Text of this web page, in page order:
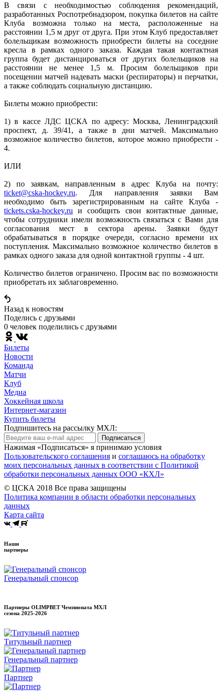
В связи с необходимостью соблюдения рекомендаций,
разработанных Роспотребнадзором, покупка билетов на сайте
Клуба возможна только на места, расположенные на
расстоянии 1,5 м друг от друга. При этом Клуб предоставляет
болельщикам возможность приобрести билеты на соседние
кресла в рамках одного заказа. Каждая такая контактная
группа будет дистанцироваться от других болельщиков на
расстоянии не менее 1,5 м. Просим болельщиков при
посещении матчей надевать маски (респираторы) и перчатки,
а также соблюдать социальную дистанцию.
Билеты можно приобрести:
1) в кассе ЛДС ЦСКА по адресу: Москва, Ленинградский
проспект, д. 39/41, а также в дни матчей. Максимально
возможное количество билетов, которое можно приобрести -
4.
ИЛИ
2) по заявкам, направленным в адрес Клуба на почту:
ticket@cska-hockey.ru. Для направления заявки Вам
необходимо быть зарегистрированным на сайте Клуба -
tickets.cska-hockey.ru и сообщить свои контактные данные,
чтобы сотрудники имели возможность связаться с Вами для
согласования мест в сектора арены. Заявки будут
обрабатываться в порядке очереди, согласно времени их
поступления. Максимально возможное количество билетов в
рамках одного заказа для одной контактной группы - 4 шт.
Количество билетов ограничено. Просим вас по возможности
приобретать их заблаговременно.
Назад к новостям
Поделись c друзьями
0 человек поделились c друзьями
Билеты
Новости
Команда
Матчи
Клуб
Медиа
Хоккейная школа
Интернет-магазин
Купить билеты
Подпишитесь на рассылку МХЛ:
Подписаться
Нажимая «Подписаться» я принимаю условия
Пользовательского соглашения и соглашаюсь на обработку
моих персональных данных в соответствии с Политикой
обработки персональных данных ООО «КХЛ»
© ЦСКА 2018 Все права защищены
Политика компании в области обработки персональных
данных
Карта сайта
Наши
партнеры
Генеральный спонсор
Партнеры OLIMPBET Чемпионата МХЛ
сезона 2025-2026
Титульный партнер
Генеральный партнер
Партнер